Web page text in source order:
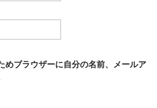
めブラウザーに自分の名前、メールア